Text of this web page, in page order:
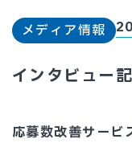
メディア情報
インタビュー
応募数改善サービ